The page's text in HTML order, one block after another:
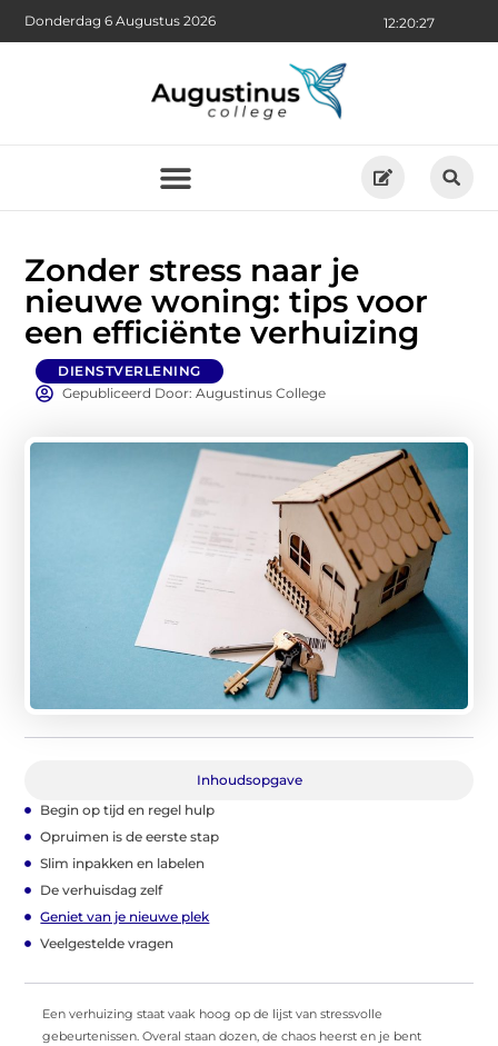
12:20:29
Donderdag 6 Augustus 2026
Zonder stress naar je
nieuwe woning: tips voor
een efficiënte verhuizing
DIENSTVERLENING
Gepubliceerd Door: Augustinus College
Inhoudsopgave
Begin op tijd en regel hulp
Opruimen is de eerste stap
Slim inpakken en labelen
De verhuisdag zelf
Geniet van je nieuwe plek
Veelgestelde vragen
Een verhuizing staat vaak hoog op de lijst van stressvolle
gebeurtenissen. Overal staan dozen, de chaos heerst en je bent